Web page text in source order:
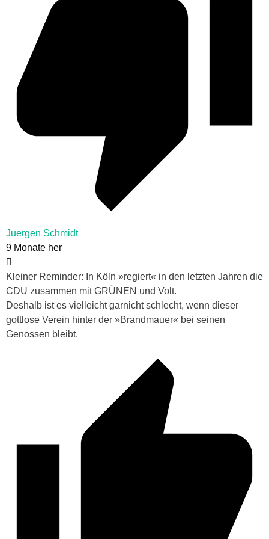
Juergen Schmidt
9 Monate her
Kleiner Reminder: In Köln »regiert« in den letzten Jahren die
CDU zusammen mit GRÜNEN und Volt.
Deshalb ist es vielleicht garnicht schlecht, wenn dieser
gottlose Verein hinter der »Brandmauer« bei seinen
Genossen bleibt.